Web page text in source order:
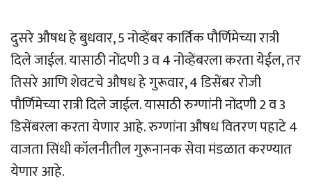
दुसरे औषध हे बुधवार, 5 नोव्हेंबर कार्तिक पौर्णिमेच्या रात्री
दिले जाईल. यासाठी नोंदणी 3 व 4 नोव्हेंबरला करता येईल, तर
तिसरे आणि शेवटचे औषध हे गुरूवार, 4 डिसेंबर रोजी
पौर्णिमेच्या रात्री दिले जाईल. यासाठी रुग्णांनी नोंदणी 2 व 3
डिसेंबरला करता येणार आहे. रुग्णांना औषध वितरण पहाटे 4
वाजता सिंधी कॉलनीतील गुरूनानक सेवा मंडळात करण्यात
येणार आहे.